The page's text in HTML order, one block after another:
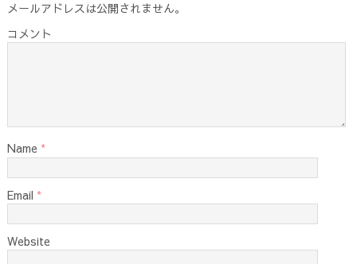
メールアドレスは公開されません。
コメント
Name *
Email *
Website